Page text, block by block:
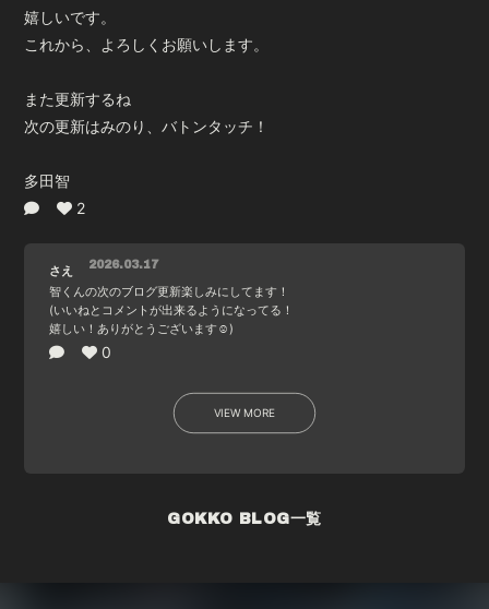
嬉しいです。
これから、よろしくお願いします。
また更新するね
次の更新はみのり、バトンタッチ！
多田智
2
さえ 2026.03.17
智くんの次のブログ更新楽しみにしてます！
(いいねとコメントが出来るようになってる！
嬉しい！ありがとうございます☺️)
0
VIEW MORE
GOKKO BLOG一覧